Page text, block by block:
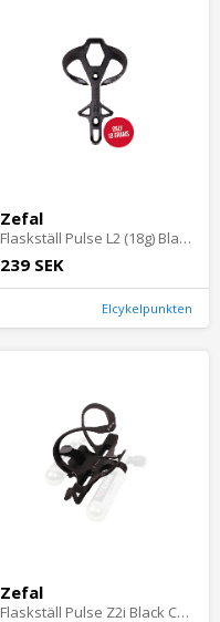
Zefal
Flaskställ Pulse L2 (18g) Black Cykeltillbehör - Cykelflaskor & Flaskställ - FlaskställCykeltillbehör Cykelflaskor & Flaskställ Flaskställ
239 SEK
Elcykelpunkten
Zefal
Flaskställ Pulse Z2i Black Cykeltillbehör - Cykelflaskor & Flaskställ - FlaskställCykeltillbehör Cykelflaskor & Flaskställ Flaskställ